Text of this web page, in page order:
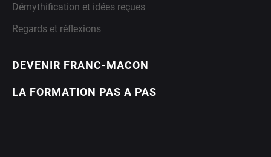
Démythification et idées reçues
Regards et réflexions
DEVENIR FRANC-MACON
LA FORMATION PAS A PAS